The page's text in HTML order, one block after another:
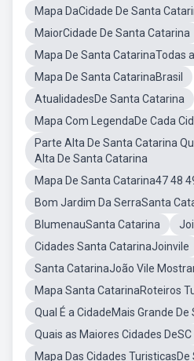
Mapa DaCidade De Santa
MaiorCidade De Santa Catarina
Mapa De Santa CatarinaTodas
Mapa De Santa CatarinaBrasil
AtualidadesDe Santa Catarina
Mapa Com LegendaDe Cada
Parte Alta De Santa Catarina
Alta De Santa Catarina
Mapa De Santa Catarina47 48
Bom Jardim Da SerraSanta
BlumenauSanta Catarina
Cidades Santa CatarinaJoinvile
Santa CatarinaJoão Vile
Mapa Santa CatarinaRoteiros
Qual É a CidadeMais Grande
Quais as Maiores Cidades DeSC
Mapa Das Cidades